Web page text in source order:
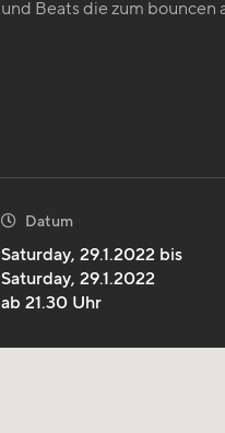
und Beats die zum bouncen
mehr anzeigen
 Datum
Saturday, 29.1.2022 bis
Saturday, 29.1.2022
ab 21.30 Uhr